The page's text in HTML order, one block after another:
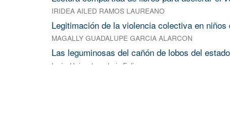
IRIDEA AILED RAMOS LAUREANO
Legitimación de la violencia colectiva en
MAGALLY GUADALUPE GARCIA ALARCON
Las leguminosas del cañón de lobos del
León Huicochea, Luis Felipe